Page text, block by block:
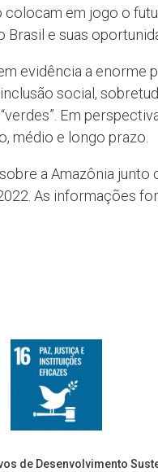
em jogo o
e suas
evidência a enorme
social,
Em
médio e longo prazo.
a Amazônia
As informações
de Desenvolvimento